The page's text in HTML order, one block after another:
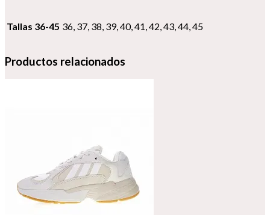
Tallas 36-45 36, 37, 38, 39, 40, 41, 42, 43, 44, 45
Productos relacionados